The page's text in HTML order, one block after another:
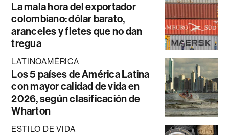
La mala hora del exportador
colombiano: dólar barato,
aranceles y fletes que no dan
tregua
LATINOAMÉRICA
Los 5 países de América Latina
con mayor calidad de vida en
2026, según clasificación de
Wharton
ESTILO DE VIDA